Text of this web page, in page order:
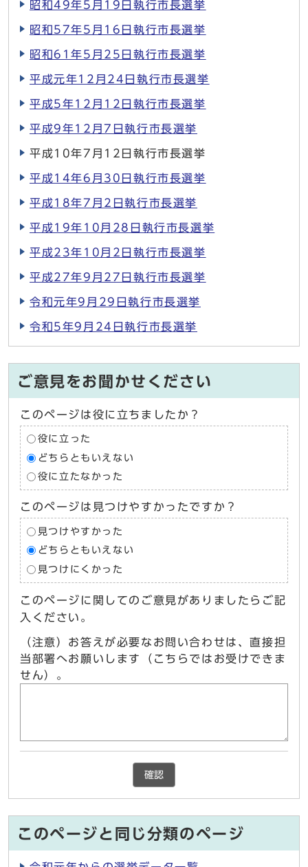
昭和49年5月19日執行市長選挙
昭和57年5月16日執行市長選挙
昭和61年5月25日執行市長選挙
平成元年12月24日執行市長選挙
平成5年12月12日執行市長選挙
平成9年12月7日執行市長選挙
平成10年7月12日執行市長選挙
平成14年6月30日執行市長選挙
平成18年7月2日執行市長選挙
平成19年10月28日執行市長選挙
平成23年10月2日執行市長選挙
平成27年9月27日執行市長選挙
令和元年9月29日執行市長選挙
令和5年9月24日執行市長選挙
ご意見をお聞かせください
このページは役に立ちましたか？
役に立った
どちらともいえない
役に立たなかった
このページは見つけやすかったですか？
見つけやすかった
どちらともいえない
見つけにくかった
このページに関してのご意見がありましたらご記
入ください。
（注意）お答えが必要なお問い合わせは、直接担
当部署へお願いします（こちらではお受けできま
せん）。
確認
このページと同じ分類のページ